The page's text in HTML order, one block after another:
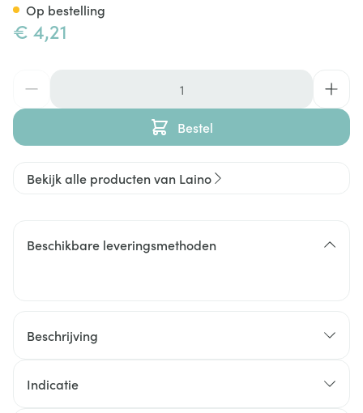
€ 4,21
Bestel
Op bestelling
Bekijk alle producten van Laino
Beschikbare leveringsmethoden
Beschrijving
Indicatie